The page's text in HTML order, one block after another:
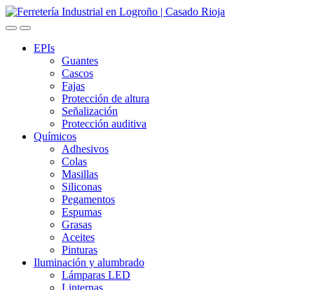
Skip
to
Skip
to
EPIs
Guantes
Cascos
Fajas
Protección de altura
Señalización
Protección auditiva
Químicos
Adhesivos
Colas
Masillas
Siliconas
Pegamentos
Espumas
Grasas
Aceites
Pinturas
Iluminación y alumbrado
Lámparas LED
Linternas